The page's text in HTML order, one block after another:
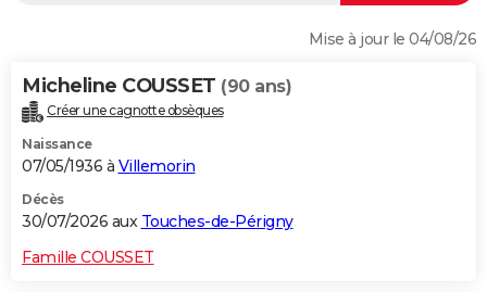
Alimentation
Guide de la santé
Maladies
Médicaments
Sommeil
VOYAGE
Destinations
City break
Voyage nature
Voyage de noces
Forum
Climat
+PHOTO
GUIDES D'ACHAT
BONS PLANS
CARTE DE VOEUX
Mise à jour le 04/08/26
Micheline COUSSET (90 ans)
Créer une cagnotte obsèques
Naissance
07/05/1936 à Villemorin
Décès
30/07/2026 aux Touches-de-Périgny
Famille COUSSET